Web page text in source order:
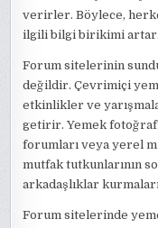
verirler. Böylece,
ilgili bilgi birikimi artar.
Forum sitelerinin
değildir. Çevrimiçi
etkinlikler ve
getirir. Yemek
forumları veya yerel
mutfak tutkunlarının
arkadaşlıklar
Forum sitelerinde